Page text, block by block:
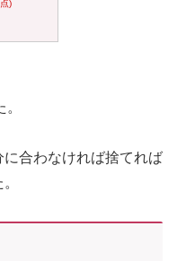
)
合わなければ捨てれば